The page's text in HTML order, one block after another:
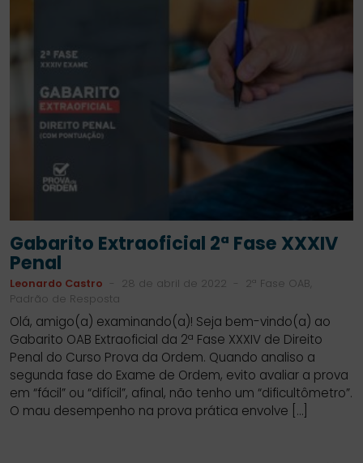
Gabarito Extraoficial 2ª Fase XXXIV
Penal
Leonardo Castro 28 de abril de 2022
2ª Fase OAB,
Padrão de Resposta
Olá, amigo(a) examinando(a)! Seja bem-vindo(a) ao
Gabarito OAB Extraoficial da 2ª Fase XXXIV de Direito
Penal do Curso Prova da Ordem. Quando analiso a
segunda fase do Exame de Ordem, evito avaliar a prova
em “fácil” ou “difícil”, afinal, não tenho um “dificultômetro”.
O mau desempenho na prova prática envolve […]